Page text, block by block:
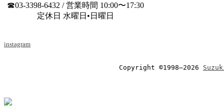
☎03-3398-6432 / 営業時間 10:00〜17:30
定休日 水曜日•日曜日
instagram
Copyright ©1998–2026